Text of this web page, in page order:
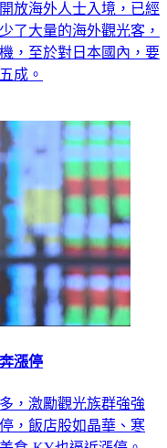
放海外人士入境，已經
了大量的海外觀光客，
，至於對日本國內，要
成。
漲停
，激勵觀光族群強強
，飯店股如晶華、寒